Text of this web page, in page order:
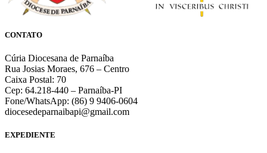
CONTATO
Cúria Diocesana de Parnaíba
Rua Josias Moraes, 676 – Centro
Caixa Postal: 70
Cep: 64.218-440 – Parnaíba-PI
Fone/WhatsApp: (86) 9 9406-0604
diocesedeparnaibapi@gmail.com
EXPEDIENTE